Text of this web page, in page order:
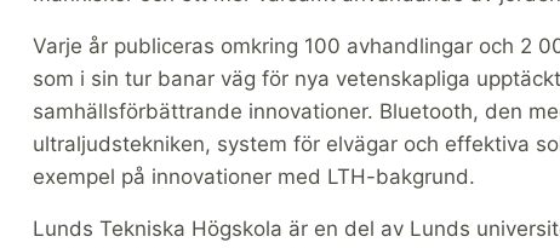
Varje år publiceras omkring 100 avhandlingar och 2
som i sin tur banar väg för nya vetenskapliga
samhällsförbättrande innovationer. Bluetooth, den
ultraljudstekniken, system för elvägar och effektiva
exempel på innovationer med LTH-bakgrund.
Lunds Tekniska Högskola är en del av Lunds